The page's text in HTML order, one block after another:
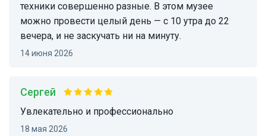
техники совершенно разные. В этом музее
можно провести целый день — с 10 утра до 22
вечера, и не заскучать ни на минуту.
14 июня 2026
Сергей
увлекательно и профессионально
18 мая 2026